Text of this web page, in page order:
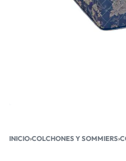
INICIO›COLCHONES Y SOMMIERS›